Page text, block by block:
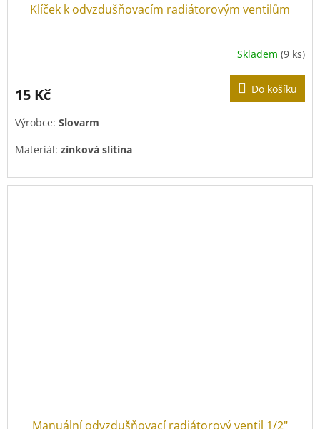
Klíček k odvzdušňovacím radiátorovým ventilům
Skladem (9 ks)
15 Kč Do košíku
Výrobce: Slovarm
Materiál: zinková slitina
Manuální odvzdušňovací radiátorový ventil 1/2"